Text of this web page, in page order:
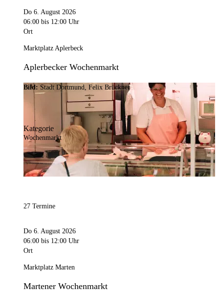
Do 6. August 2026
06:00 bis 12:00 Uhr
Ort
Marktplatz Aplerbeck
Aplerbecker Wochenmarkt
Bild: Stadt Dortmund, Felix Brückner
Kategorie
Wochenmarkt
27 Termine
Do 6. August 2026
06:00 bis 12:00 Uhr
Ort
Marktplatz Marten
Martener Wochenmarkt